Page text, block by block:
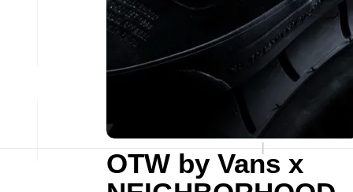
OTW by Vans x